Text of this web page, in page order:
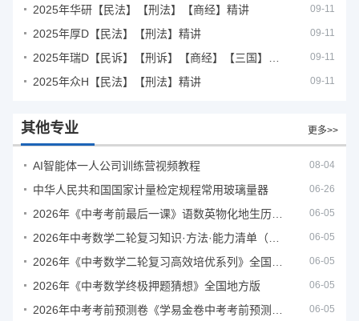
2025年华研【民法】【刑法】【商经】精讲 09-11
2025年厚D【民法】【刑法】精讲 09-11
09-11
2025年众H【民法】【刑法】精讲 09-11
其他专业 更多>>
AI智能体一人公司训练营视频教程 08-04
中华人民共和国国家计量检定规程常用玻璃量器 06-26
06-05
06-05
06-05
2026年《中考数学终极押题猜想》全国地方版 06-05
06-05